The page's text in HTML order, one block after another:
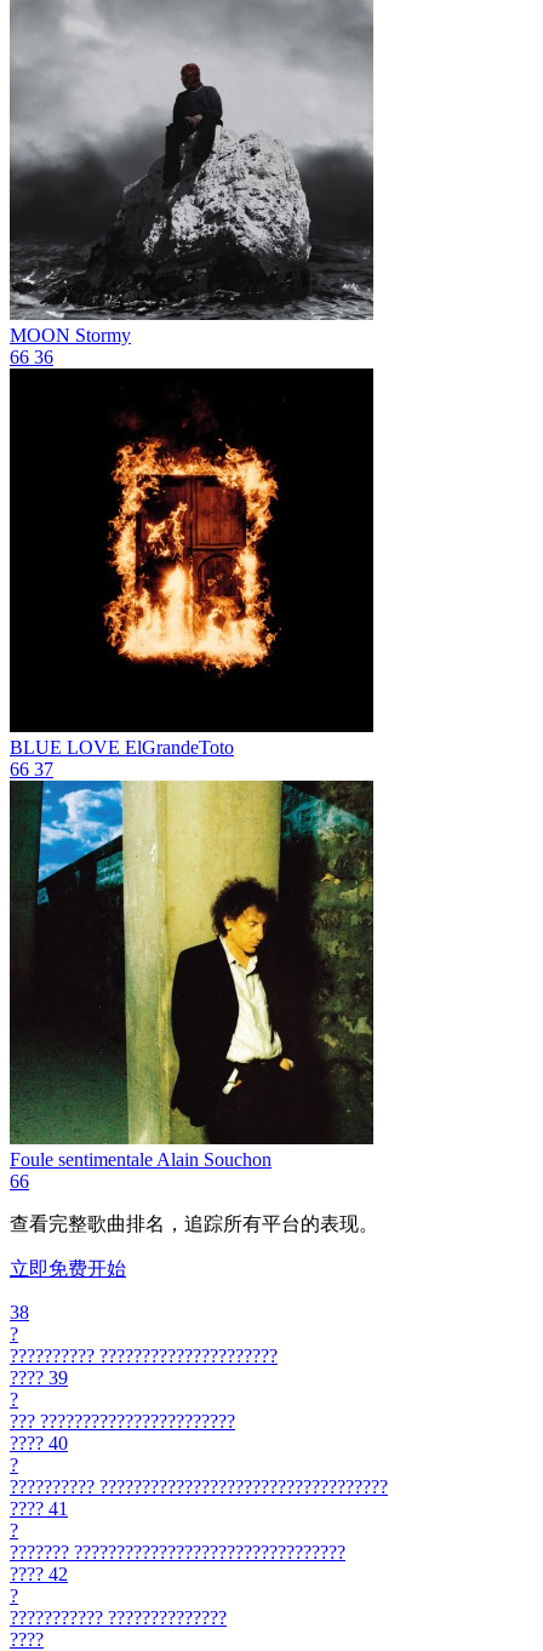
MOON Stormy
66 36
BLUE LOVE ElGrandeToto
66 37
Foule sentimentale Alain Souchon
66
查看完整歌曲排名，追踪所有平台的表现。
立即免费开始
38
?
?????????? ?????????????????????
???? 39
?
??? ???????????????????????
???? 40
?
?????????? ??????????????????????????????????
???? 41
?
??????? ????????????????????????????????
???? 42
?
??????????? ??????????????
????